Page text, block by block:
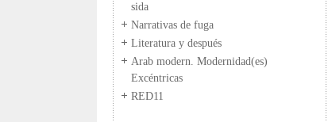
sida
Narrativas de fuga
Literatura y después
Arab modern. Modernidad(es)
Excéntricas
RED11